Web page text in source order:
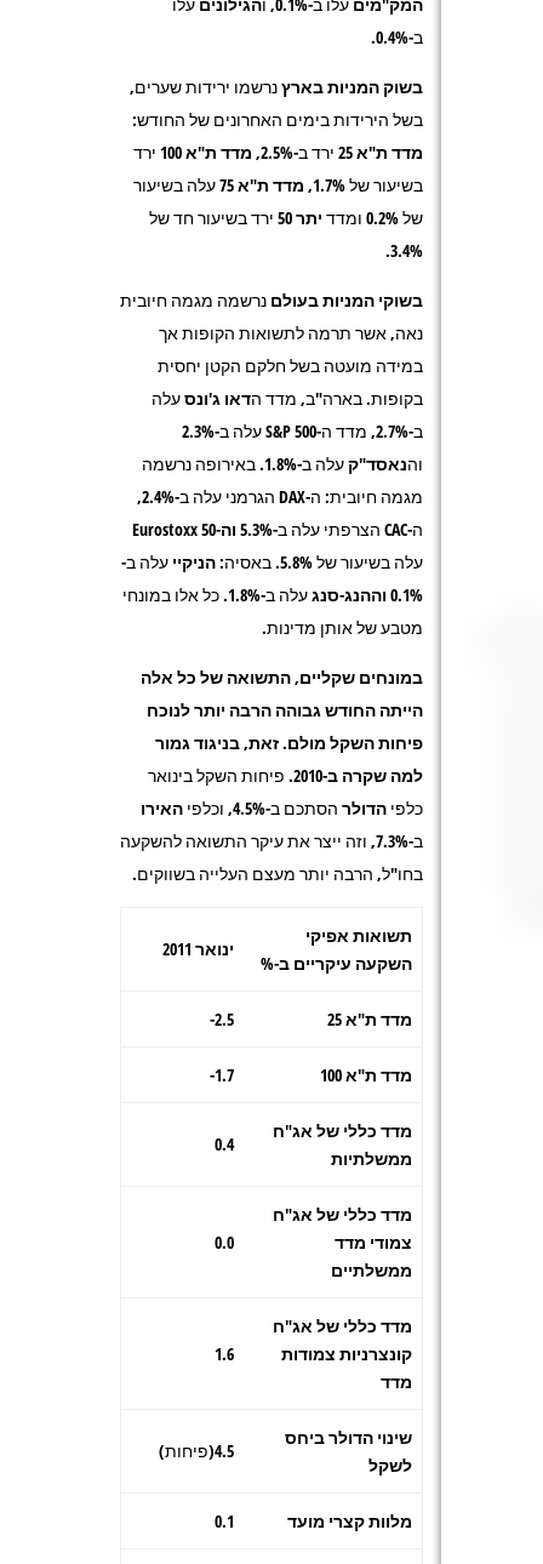
המק"מים עלו ב-0.1%, ו הגילונים עלו
ב-0.4%.
בשוק המניות בארץנרשמו ירידות שערים,
בשל הירידות בימים האחרונים של החודש:
מדד ת"א 25
ירד ב-2.5%, מדד ת"א 100
ירד
בשיעור של 1.7%
, מדד ת"א 75
עלה בשיעור
של 0.2% ומדד
יתר 50
ירד בשיעור חד של
3.4%.
בשוקי המניות בעולם נרשמה מגמה חיובית
נאה, אשר תרמה לתשואות הקופות אך
במידה מועטה בשל חלקם הקטן יחסית
בקופות. בארה"ב, מדד הדאו ג'ונסעלה
ב-2.7%, מדד ה-
S&P 500
עלה ב-2.3%
והנאסד"ק
עלה ב-1.8%. באירופה נרשמה
מגמה חיובית: ה-DAX
הגרמני עלה ב-2.4%,
ה-CAC הצרפתי עלה ב-5.3%
וה-Eurostoxx 50
עלה בשיעור של 5.8%. באסיה:
הניקיי עלה ב-
0.1% וההנג-סנג
עלה ב-1.8%. כל אלו במונחי
מטבע של אותן מדינות.
במונחים שקליים, התשואה של כל אלה
הייתה החודש גבוהה הרבה יותר לנוכח
פיחות השקל מולם. זאת, בניגוד גמור
למה שקרה ב-2010.
פיחות השקל בינואר
כלפי הדולר הסתכם ב-4.5%, וכלפי
האירו
ב-7.3%, וזה ייצר את עיקר התשואה להשקעה
בחו"ל, הרבה יותר מעצם העלייה בשווקים.
תשואות אפיקי
השקעה עיקריים ב-%
ינואר 2011
מדד ת"א 25 2.5-
מדד ת"א 100 1.7-
מדד כללי של אג"ח
ממשלתיות
0.4
מדד כללי של אג"ח
צמודי מדד
ממשלתיים
0.0
מדד כללי של אג"ח
קונצרניות צמודות
מדד
1.6
שינוי הדולר ביחס
לשקל
4.5(פיחות)
מלוות קצרי מועד 0.1